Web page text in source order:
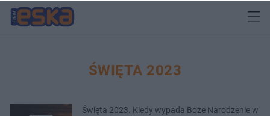
ŚWIĘTA 2023
Święta 2023. Kiedy wypada Boże Narodzenie w